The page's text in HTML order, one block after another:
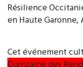
Résilience
en Haute
Cet événement